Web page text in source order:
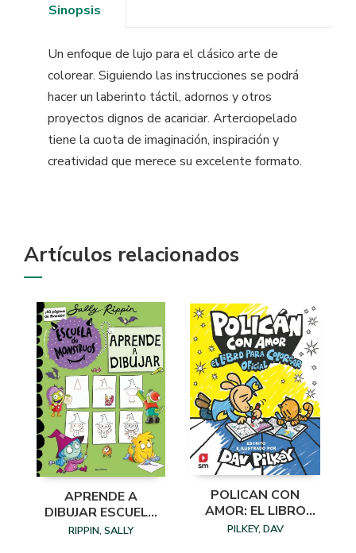
Sinopsis
Un enfoque de lujo para el clásico arte de
colorear. Siguiendo las instrucciones se podrá
hacer un laberinto táctil, adornos y otros
proyectos dignos de acariciar. Arterciopelado
tiene la cuota de imaginación, inspiración y
creatividad que merece su excelente formato.
Artículos relacionados
APRENDE A
DIBUJAR ESCUELA
DE MONSTRUOS
RIPPIN, SALLY
POLICAN CON
AMOR: EL LIBRO
PARA COLOREAR
PILKEY, DAV